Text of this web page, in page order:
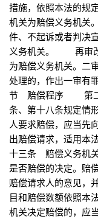
措施，依照本法的规
机关为赔偿义务机
件、不起诉或者判决
义务机关。 再审改
为赔偿义务机关。二
处理的，作出一审有
节 赔偿程序 第二
条、第十八条规定
人要求赔偿，应当
出赔偿请求，适用
十三条 赔偿义务机
是否赔偿的决定。赔
赔偿请求人的意见，
目和赔偿数额依照
机关决定赔偿的，应